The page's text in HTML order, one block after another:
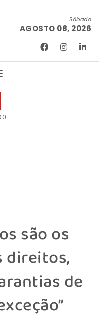
Sábado
AGOSTO 08, 2026
são os
direitos,
de